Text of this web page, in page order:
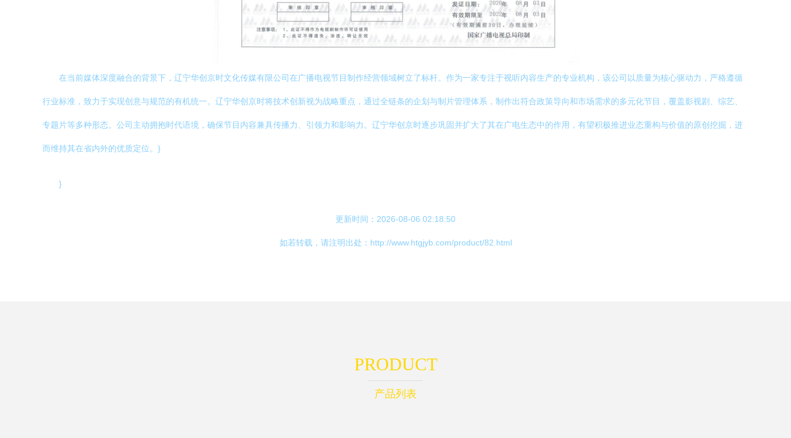
在当前媒体深度融合的背景下，辽宁华创京时文化传媒有限公司在广播电视节目制作经营领域树立了标杆。作为一家专注于视听内容生产的专业机构，该公司以质量为核心驱动力，严格遵循
行业标准，致力于实现创意与规范的有机统一。辽宁华创京时将技术创新视为战略重点，通过全链条的企划与制片管理体系，制作出符合政策导向和市场需求的多元化节目，覆盖影视剧、综艺、
专题片等多种形态。公司主动拥抱时代语境，确保节目内容兼具传播力、引领力和影响力。辽宁华创京时逐步巩固并扩大了其在广电生态中的作用，有望积极推进业态重构与价值的原创挖掘，进
而维持其在省内外的优质定位。}
}
更新时间：2026-08-06 02:18:50
如若转载，请注明出处：http://www.htgjyb.com/product/82.html
PRODUCT
产品列表